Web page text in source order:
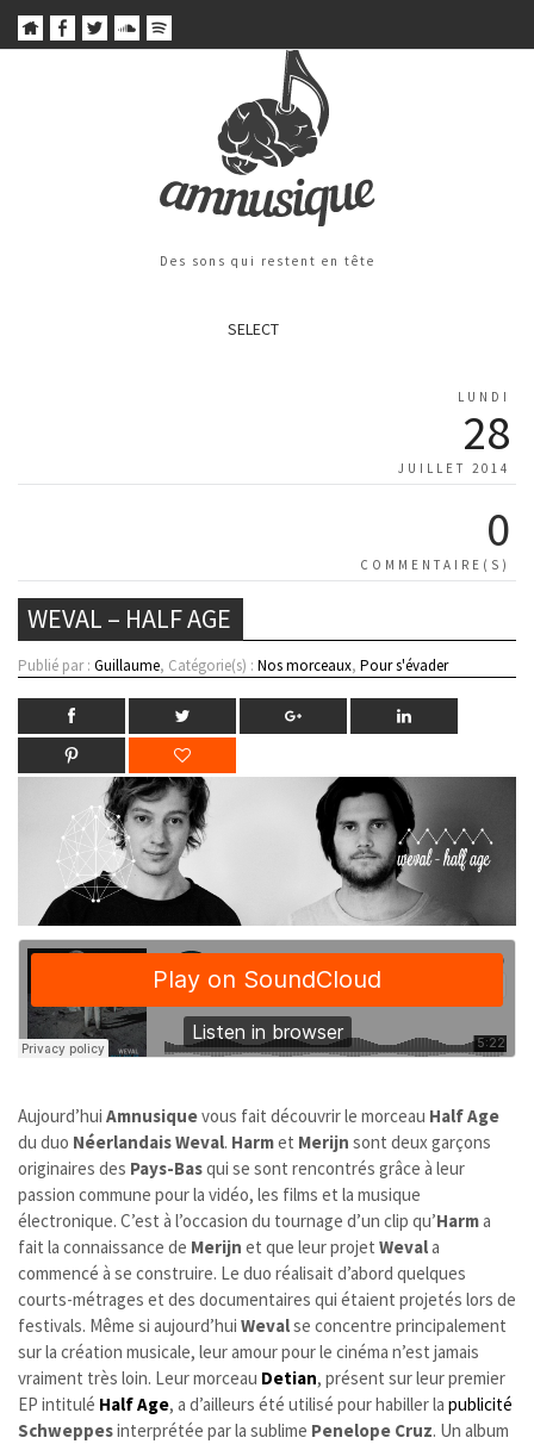
Des sons qui restent en tête
SELECT
LUNDI
28
JUILLET 2014
0
COMMENTAIRE(S)
WEVAL – HALF AGE
Publié par : Guillaume, Catégorie(s) : Nos morceaux, Pour s'évader
Aujourd’hui Amnusiquevous fait découvrir le morceau Half Age
du duo NéerlandaisWeval. Harmet Merijn sont deux garçons
originaires des Pays-Basqui se sont rencontrés grâce à leur
passion commune pour la vidéo, les films et la musique
électronique. C’est à l’occasion du tournage d’un clip qu’Harma
fait la connaissance de Merijn et que leur projet Wevala
commencé à se construire. Le duo réalisait d’abord quelques
courts-métrages et des documentaires qui étaient projetés lors de
festivals. Même si aujourd’hui Wevalse concentre principalement
sur la création musicale, leur amour pour le cinéma n’est jamais
vraiment très loin. Leur morceau Detian, présent sur leur premier
EP intitulé Half Age, a d’ailleurs été utilisé pour habiller la publicité
Schweppesinterprétée par la sublime Penelope Cruz. Un album